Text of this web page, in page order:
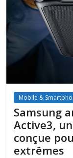
Mobile &
Samsung
Active3,
conçue
extrêmes